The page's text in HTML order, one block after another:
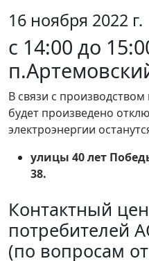
16 ноября 2022 г.
с 14:00 до
В связи с
будет произведено
электроэнергии
улицы 40 лет
38.
Контактный
потребителей
(по вопросам